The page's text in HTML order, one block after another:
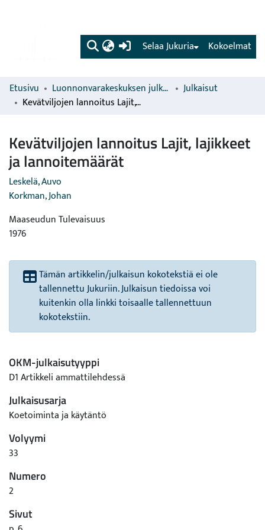
(current) Kokoelmat
Selaa Jukuria
Etusivu Luonnonvarakeskuksen julkaisut
Julkaisut
Kevätviljojen lannoitus Lajit, lajikkeet ja lannoitemäärät
Kevätviljojen lannoitus Lajit, lajikkeet
ja lannoitemäärät
Leskelä, Auvo
Korkman, Johan
Maaseudun Tulevaisuus
1976
Tämän artikkelin/julkaisun kokotekstiä ei ole
tallennettu Jukuriin. Julkaisun tiedoissa voi
kuitenkin olla linkki toisaalle tallennettuun
kokotekstiin.
OKM-julkaisutyyppi
D1 Artikkeli ammattilehdessä
Julkaisusarja
Koetoiminta ja käytäntö
Volyymi
33
Numero
2
Sivut